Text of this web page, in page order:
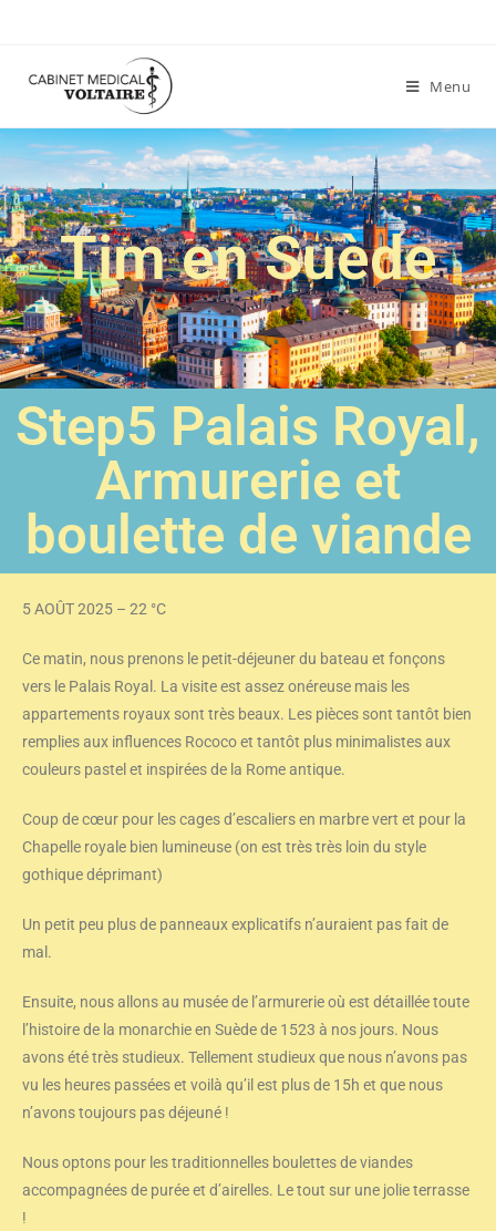
Menu
Tim en Suède
Step5 Palais Royal,
Armurerie et
boulette de viande
5 AOÛT 2025 – 22 °C
Ce matin, nous prenons le petit-déjeuner du bateau et fonçons
vers le Palais Royal. La visite est assez onéreuse mais les
appartements royaux sont très beaux. Les pièces sont tantôt bien
remplies aux influences Rococo et tantôt plus minimalistes aux
couleurs pastel et inspirées de la Rome antique.
Coup de cœur pour les cages d’escaliers en marbre vert et pour la
Chapelle royale bien lumineuse (on est très très loin du style
gothique déprimant)
Un petit peu plus de panneaux explicatifs n’auraient pas fait de
mal.
Ensuite, nous allons au musée de l’armurerie où est détaillée toute
l’histoire de la monarchie en Suède de 1523 à nos jours. Nous
avons été très studieux. Tellement studieux que nous n’avons pas
vu les heures passées et voilà qu’il est plus de 15h et que nous
n’avons toujours pas déjeuné !
Nous optons pour les traditionnelles boulettes de viandes
accompagnées de purée et d’airelles. Le tout sur une jolie terrasse
!